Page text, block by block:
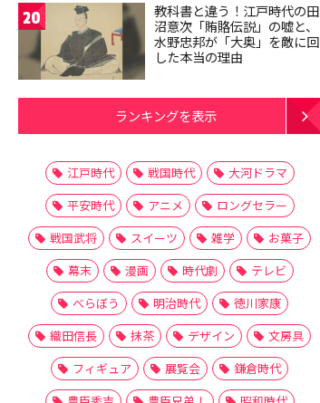
20
教科書と違う！江戸時代の田
沼意次「賄賂伝説」の嘘と、
水野忠邦が「大奥」を敵に回
した本当の理由
ランキングを表示
江戸時代 戦国時代
大河ドラマ
平安時代
アニメ
ロングセラー
戦国武将
スイーツ 雑学
お菓子
幕末
漫画 時代劇
テレビ
べらぼう
明治時代
徳川家康
織田信長
抹茶 デザイン
文房具
フィギュア
展覧会
鎌倉時代